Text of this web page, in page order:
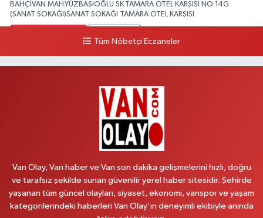
BAHÇİVAN MAH.YÜZBAŞIOĞLU SK.TAMARA OTEL KARŞISI NO:14G
(SANAT SOKAĞI)SANAT SOKAĞI TAMARA OTEL KARŞISI
Yol Tarifi Al
BEYAZIT MAH.ZEYLAN CADDESİ OKYANUS GİYİM YANI NO:1
Afşar Eczanesi
Kazım Karabekir cad.Eski Araştırma Hastanesi karşısı (kent park karşısı )
Tüm Nöbetçi Eczaneler
Van Olay, Van haber ve Van son dakika gelişmelerini hızlı, doğru
ve tarafsız şekilde sunan güvenilir yerel haber sitesidir. Şehirde
yaşanan tüm güncel olayları, siyaset, ekonomi, vanspor ve yaşam
kategorilerindeki haberleri Van Olay’ın deneyimli ekibiyle anında